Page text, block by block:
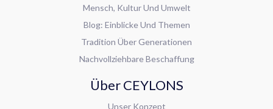
Mensch, Kultur Und Umwelt
Blog: Einblicke Und Themen
Tradition Über Generationen
Nachvollziehbare Beschaffung
Über CEYLONS
Unser Konzept